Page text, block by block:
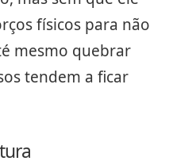
físicos para não
mesmo quebrar
tendem a ficar